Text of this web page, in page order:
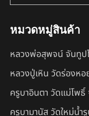
หมวดหมู่สินค้า
หลวงพ่อสุพจน์ จันทูป
หลวงปู่เหิน วัดร่องห
ครูบาอินตา วัดแม่โพธิ์
ครูบามานัส วัดใหม่น้ำ